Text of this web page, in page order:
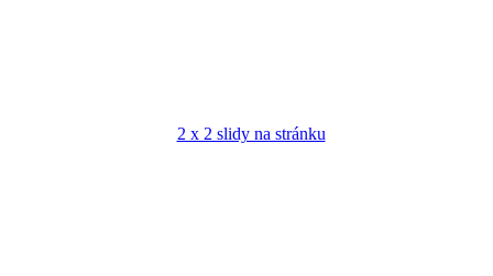
2 x 2 slidy na stránku